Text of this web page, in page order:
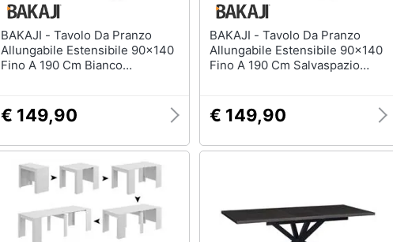
BAKAJI - Tavolo Da Pranzo
Allungabile Estensibile 90x140
Fino A 190 Cm Bianco
€ 149,90
BAKAJI - Tavolo Da Pranzo
Allungabile Estensibile 90x140
Fino A 190 Cm Salvaspazio
€ 149,90